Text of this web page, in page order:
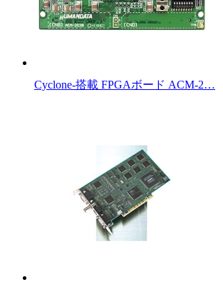
Cyclone-搭載 FPGAボード ACM-2…